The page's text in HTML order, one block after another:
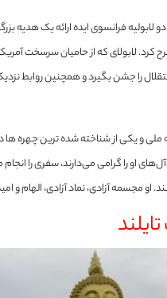
ادوارد دو لابولیه فرانسوی ایده ارائه یک هدیه
کرد. لابولای که از حامیان سرسخت
را جشن بگیرد و همچنین روابط
ملی و یکی از شناخته شده ترین چهره
او را گرامی می‌دارند، سفری را
او مجسمه آزادی، نماد آزادی، الهام و